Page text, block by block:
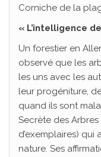
Corniche de la
« L’intelligence
Un forestier en
observé que les
les uns avec les
leur progéniture,
quand ils sont
Secrète des Arbres
d’exemplaires) qui
nature. Ses